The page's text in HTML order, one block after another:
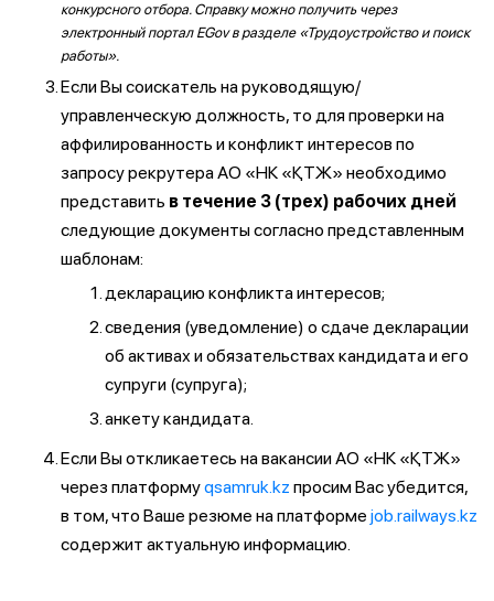
конкурсного отбора. Справку можно получить через
электронный портал EGov в разделе «Трудоустройство и поиск
работы».
Если Вы соискатель на руководящую/
управленческую должность, то для проверки на
аффилированность и конфликт интересов по
запросу рекрутера АО «НК «ҚТЖ» необходимо
представить в течение 3 (трех) рабочих дней
следующие документы согласно представленным
шаблонам:
декларацию конфликта интересов;
сведения (уведомление) о сдаче декларации
об активах и обязательствах кандидата и его
супруги (супруга);
анкету кандидата.
Если Вы откликаетесь на вакансии АО «НК «ҚТЖ»
через платформуqsamruk.kz просим Вас убедится,
в том, что Ваше резюме на платформе job.railways.kz
содержит актуальную информацию.